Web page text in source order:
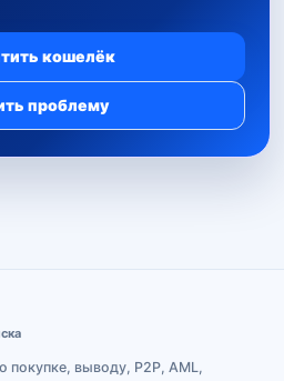
кошелёк
проблему
покупке, выводу, P2P, AML,